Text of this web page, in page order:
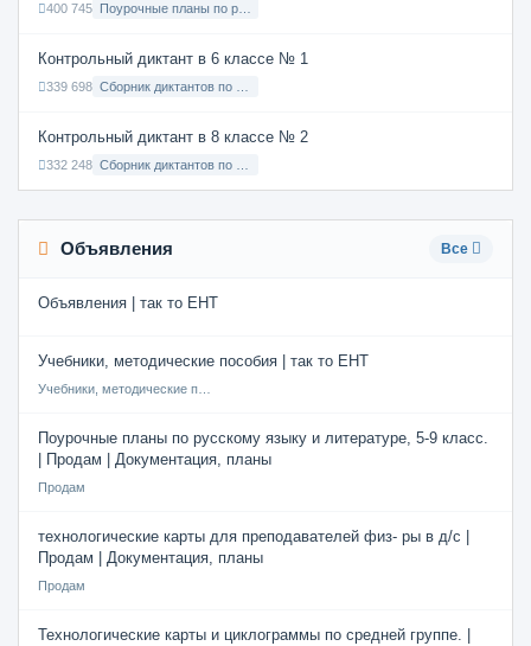
400 745
Контрольный диктант в 6 классе № 1
339 698
Контрольный диктант в 8 классе № 2
332 248
Объявления Все
Объявления | так то ЕНТ
Учебники, методические пособия | так то ЕНТ
Поурочные планы по русскому языку и литературе, 5-9 класс.
| Продам | Документация, планы
Продам
технологические карты для преподавателей физ- ры в д/с |
Продам | Документация, планы
Продам
Технологические карты и циклограммы по средней группе. |